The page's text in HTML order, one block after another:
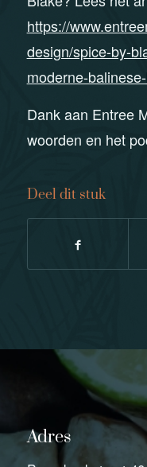
https://
design/spice-by-
moderne-
Dank aan Entree
woorden en het
Deel dit stuk
Adres